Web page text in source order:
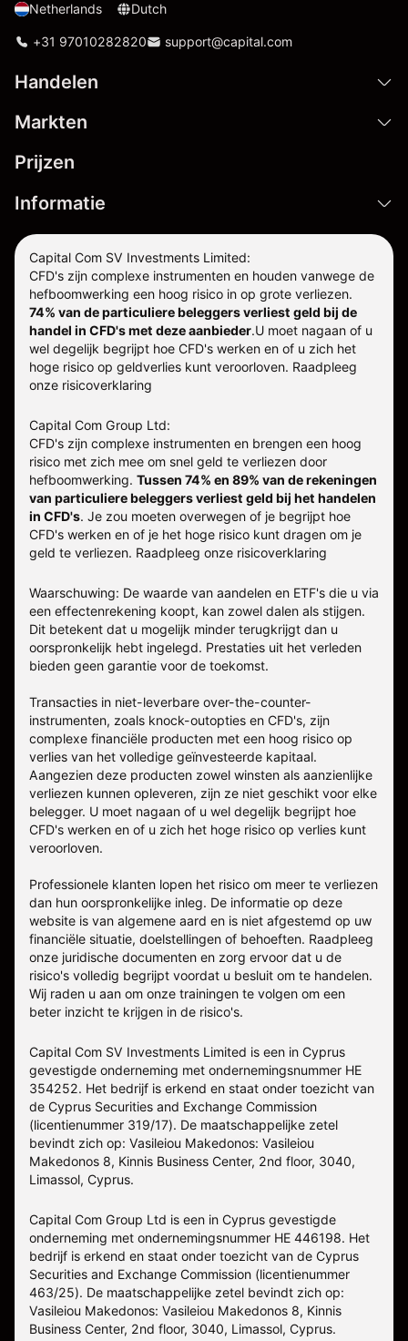
Netherlands Dutch
+31 97010282820 support@capital.com
Handelen
Markten
Prijzen
Informatie
Capital Com SV Investments Limited:
CFD's zijn complexe instrumenten en houden vanwege de
hefboomwerking een hoog risico in op grote verliezen.
74% van de particuliere beleggers verliest geld bij de
handel in CFD's met deze aanbieder.U moet nagaan of u
wel degelijk begrijpt hoe CFD's werken en of u zich het
hoge risico op geldverlies kunt veroorloven. Raadpleeg
onze risicoverklaring
Capital Com Group Ltd:
CFD's zijn complexe instrumenten en brengen een hoog
risico met zich mee om snel geld te verliezen door
hefboomwerking. Tussen 74% en 89% van de rekeningen
van particuliere beleggers verliest geld bij het handelen
in CFD's. Je zou moeten overwegen of je begrijpt hoe
CFD's werken en of je het hoge risico kunt dragen om je
geld te verliezen. Raadpleeg onze risicoverklaring
Waarschuwing: De waarde van aandelen en ETF's die u via
een effectenrekening koopt, kan zowel dalen als stijgen.
Dit betekent dat u mogelijk minder terugkrijgt dan u
oorspronkelijk hebt ingelegd. Prestaties uit het verleden
bieden geen garantie voor de toekomst.
Transacties in niet-leverbare over-the-counter-
instrumenten, zoals knock-outopties en CFD's, zijn
complexe financiële producten met een hoog risico op
verlies van het volledige geïnvesteerde kapitaal.
Aangezien deze producten zowel winsten als aanzienlijke
verliezen kunnen opleveren, zijn ze niet geschikt voor elke
belegger. U moet nagaan of u wel degelijk begrijpt hoe
CFD's werken en of u zich het hoge risico op verlies kunt
veroorloven.
Professionele klanten lopen het risico om meer te verliezen
dan hun oorspronkelijke inleg. De informatie op deze
website is van algemene aard en is niet afgestemd op uw
financiële situatie, doelstellingen of behoeften. Raadpleeg
onze juridische documenten en zorg ervoor dat u de
risico's volledig begrijpt voordat u besluit om te handelen.
Wij raden u aan om onze trainingen te volgen om een
beter inzicht te krijgen in de risico's.
Capital Com SV Investments Limited is een in Cyprus
gevestigde onderneming met ondernemingsnummer HE
354252. Het bedrijf is erkend en staat onder toezicht van
de Cyprus Securities and Exchange Commission
(licentienummer 319/17). De maatschappelijke zetel
bevindt zich op: Vasileiou Makedonos: Vasileiou
Makedonos 8, Kinnis Business Center, 2nd floor, 3040,
Limassol, Cyprus.
Capital Com Group Ltd is een in Cyprus gevestigde
onderneming met ondernemingsnummer ΗΕ 446198. Het
bedrijf is erkend en staat onder toezicht van de Cyprus
Securities and Exchange Commission (licentienummer
463/25). De maatschappelijke zetel bevindt zich op:
Vasileiou Makedonos: Vasileiou Makedonos 8, Kinnis
Business Center, 2nd floor, 3040, Limassol, Cyprus.